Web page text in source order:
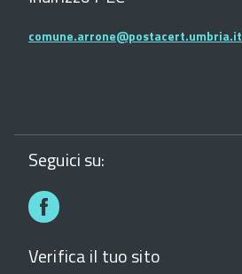
comune.arrone@postacert.umbria.it
Seguici su:
Verifica il tuo sito